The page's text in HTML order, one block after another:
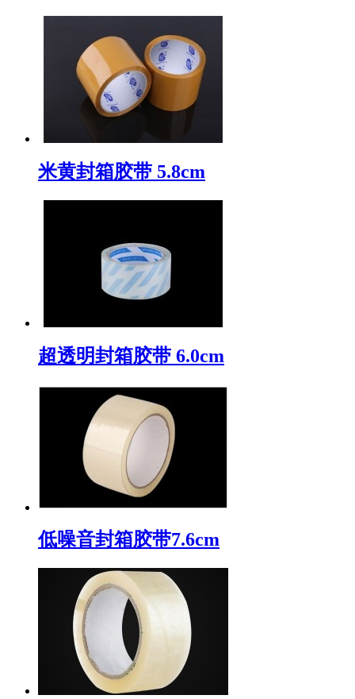
米黄封箱胶带 5.8cm
超透明封箱胶带 6.0cm
低噪音封箱胶带7.6cm